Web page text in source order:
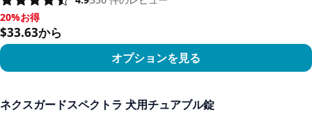
20%お得, $33.63から
20%お得
$33.63から
オプションを見る
ネクスガードスペクトラ 犬用チュアブル錠